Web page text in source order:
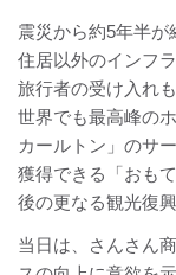
震災から約5年半
住居以外のインフ
旅行者の受け入れ
世界でも最高峰の
カールトン」のサ
獲得できる「おも
後の更なる観光復
当日は、さんさん